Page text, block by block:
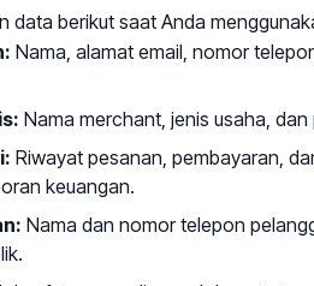
data berikut saat Anda
Nama, alamat email, nomor
Nama merchant, jenis usaha,
Riwayat pesanan, pembayaran,
keuangan.
Nama dan nomor telepon